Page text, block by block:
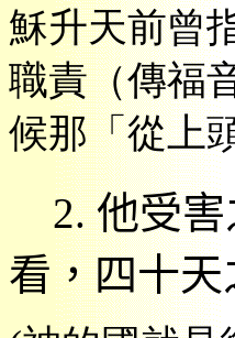
穌升天前曾
職責（傳福
候那「從上
2.他受
看，四十